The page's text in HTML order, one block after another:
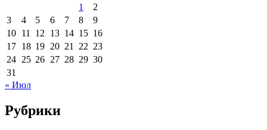
1
2
3
4 5 6 7 8
9
10 11 12 13 14 15 16
17 18 19 20 21 22 23
24 25 26 27 28 29 30
31
« Июл
Рубрики